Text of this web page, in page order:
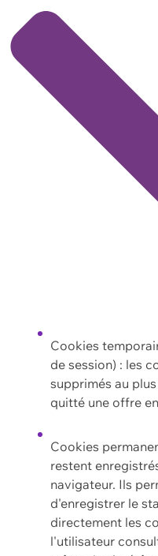
Cookies
de session) : les
supprimés au
quitté une offre
Cookies
restent
navigateur. Ils
d'enregistrer le
directement les
l'utilisateur